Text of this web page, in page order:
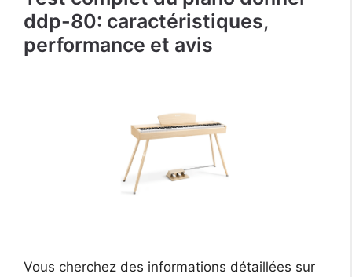
ddp-80: caractéristiques,
performance et avis
Vous cherchez des informations détaillées sur